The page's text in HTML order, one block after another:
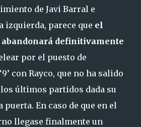
de Javi Barral e
izquierda, parece que el
definitivamente
por el puesto de
con Rayco, que no ha salido
últimos partidos dada su
puerta. En caso de que en el
llegase finalmente un